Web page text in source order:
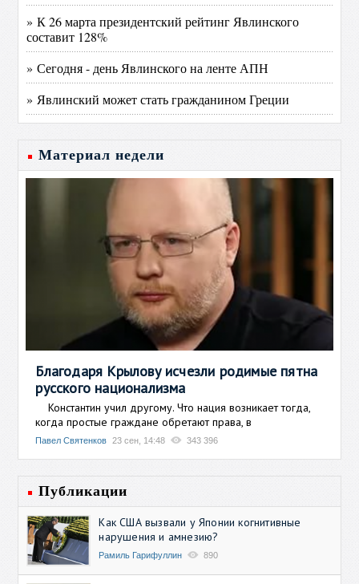
» К 26 марта президентский рейтинг Явлинского
составит 128%
» Сегодня - день Явлинского на ленте АПН
» Явлинский может стать гражданином Греции
Материал недели
Благодаря Крылову исчезли родимые пятна
русского национализма
Константин учил другому. Что нация возникает тогда,
когда простые граждане обретают права, в
Павел Святенков 23 сен, 14:48 343 396
Публикации
Как США вызвали у Японии когнитивные
нарушения и амнезию?
Рамиль Гарифуллин 890